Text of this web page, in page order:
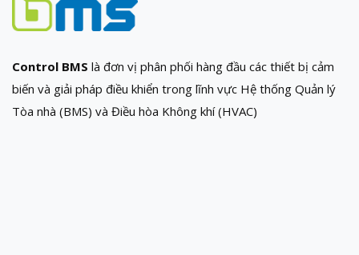
Control BMS là đơn vị phân phối hàng đầu các thiết bị cảm
biến và giải pháp điều khiển trong lĩnh vực Hệ thống Quản lý
Tòa nhà (BMS) và Điều hòa Không khí (HVAC)